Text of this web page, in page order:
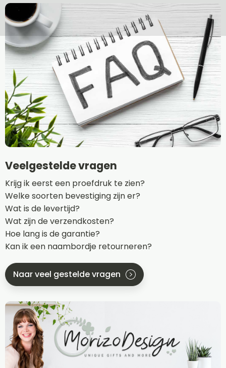
Veelgestelde vragen
Krijg ik eerst een proefdruk te zien?
Welke soorten bevestiging zijn er?
Wat is de levertijd?
Wat zijn de verzendkosten?
Hoe lang is de garantie?
Kan ik een naambordje retourneren?
Naar veel gestelde vragen